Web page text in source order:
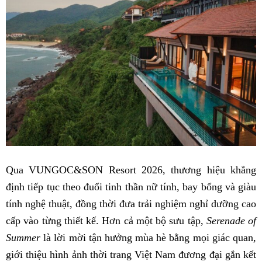
Qua VUNGOC&SON Resort 2026, thương hiệu khẳng
định tiếp tục theo đuổi tinh thần nữ tính, bay bổng và giàu
tính nghệ thuật, đồng thời đưa trải nghiệm nghỉ dưỡng cao
cấp vào từng thiết kế. Hơn cả một bộ sưu tập, Serenade of
Summer là lời mời tận hưởng mùa hè bằng mọi giác quan,
giới thiệu hình ảnh thời trang Việt Nam đương đại gắn kết